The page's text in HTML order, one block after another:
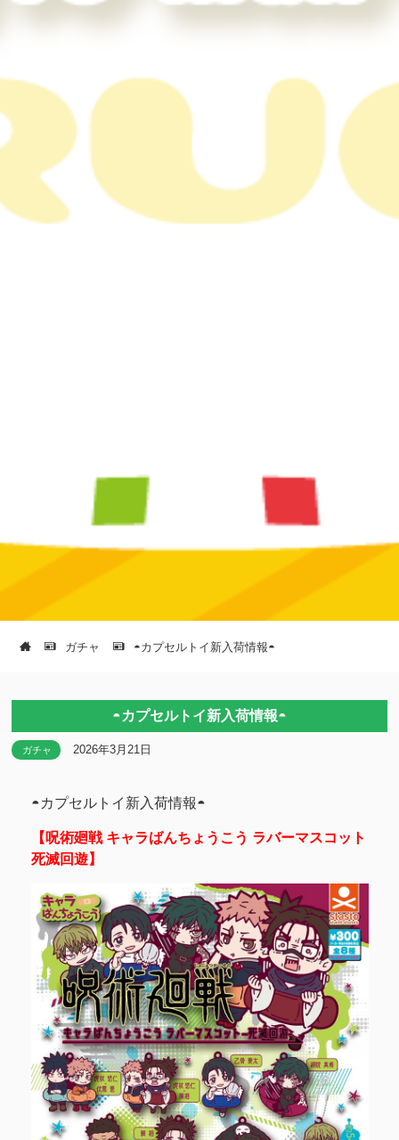
ガチャ ◓カプセルトイ新入荷情報◓
◓カプセルトイ新入荷情報◓
ガチャ 2026年3月21日
◓カプセルトイ新入荷情報◓
【呪術廻戦 キャラばんちょうこう ラバーマスコット
死滅回遊】